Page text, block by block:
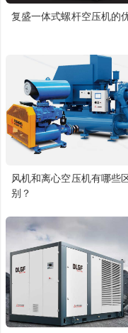
复盛一体式螺杆空压机的
风机和离心空压机有哪些
别？